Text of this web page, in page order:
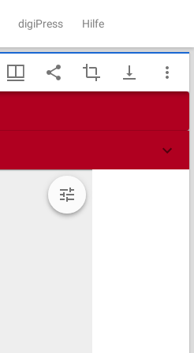
digiPress Hilfe